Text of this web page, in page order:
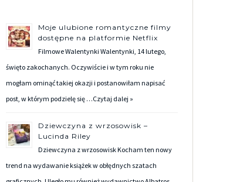
Moje ulubione romantyczne filmy
dostępne na platformie Netflix
Filmowe Walentynki Walentynki, 14 lutego,
święto zakochanych. Oczywiście i w tym roku nie
mogłam ominąć takiej okazji i postanowiłam napisać
post, w którym podzielę się …Czytaj dalej »
Dziewczyna z wrzosowisk –
Lucinda Riley
Dziewczyna z wrzosowisk Kocham ten nowy
trend na wydawanie książek w obłędnych szatach